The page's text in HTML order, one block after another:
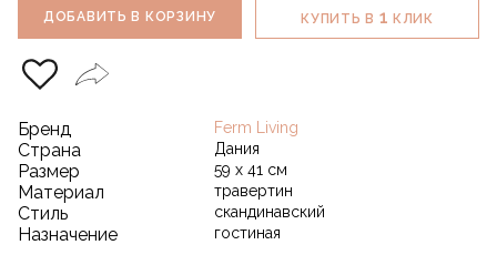
ДОБАВИТЬ В КОРЗИНУ КУПИТЬ В 1 КЛИК
Бренд Ferm Living
Страна Дания
Размер 59 х 41 см
Материал травертин
Стиль скандинавский
Назначение гостиная